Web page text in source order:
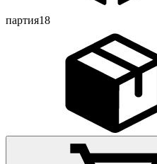
партия18